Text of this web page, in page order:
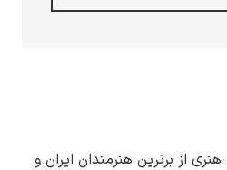
از برترین هنرمندان ایران و